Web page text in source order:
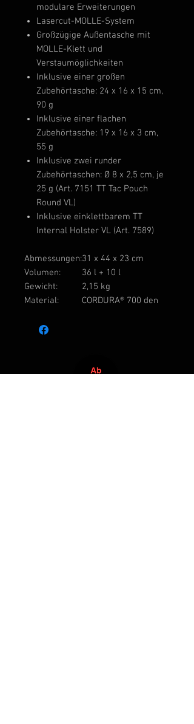
modulare Erweiterungen
Lasercut-MOLLE-System
Großzügige Außentasche mit
MOLLE-Klett und
Verstaumöglichkeiten
Inklusive einer großen
Zubehörtasche: 24 x 16 x 15 cm,
90 g
Inklusive einer flachen
Zubehörtasche: 19 x 16 x 3 cm,
55 g
Inklusive zwei runder
Zubehörtaschen: Ø 8 x 2,5 cm, je
25 g (Art. 7151 TT Tac Pouch
Round VL)
Inklusive einklettbarem TT
Internal Holster VL (Art. 7589)
Abmessungen:31 x 44 x 23 cm
Volumen:
36 l + 10 l
Gewicht:
2,15 kg
Material:
CORDURA® 700 den